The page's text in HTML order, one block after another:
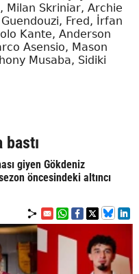
Milan Skriniar, Archie
Fred, İrfan
Kante, Anderson
Asensio, Mason
Musaba, Sidiki
giyen Gökdeniz
öncesindeki altıncı